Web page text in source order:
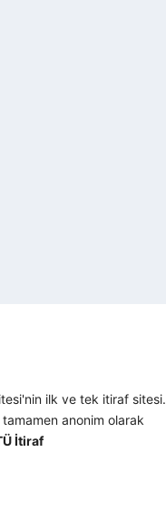
ilk ve tek itiraf sitesi.
tamamen anonim olarak
İtiraf